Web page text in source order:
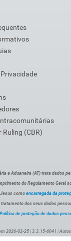
Ruling (CBR)
e Aduaneira (AT) trata dados
do Regulamento Geral
Jesus como encarregada da
dos seus dados
Política de proteção de dados
2026-02-25 | 3.3.15-6041 |